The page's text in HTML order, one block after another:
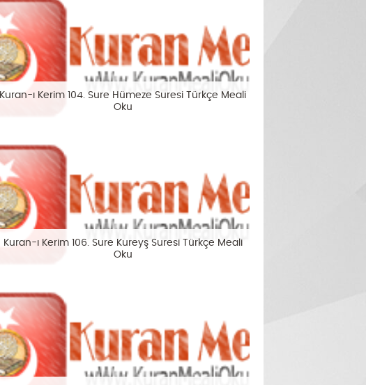
Kuran-ı Kerim 104. Sure Hümeze Suresi Türkçe Meali
Oku
Kuran-ı Kerim 106. Sure Kureyş Suresi Türkçe Meali
Oku